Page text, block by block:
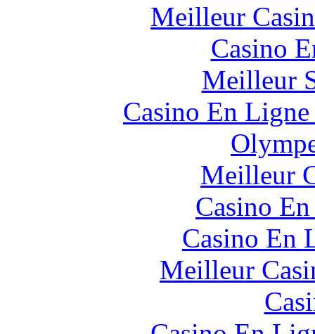
Meilleur
Casino
Meilleur
Casino En
Meilleur
Casino
Casino En
Meilleur